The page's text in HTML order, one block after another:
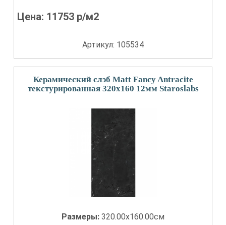
Цена: 11753 р/м2
Артикул: 105534
Керамический слэб Matt Fancy Antracite
текстурированная 320x160 12мм Staroslabs
Размеры: 320.00x160.00см